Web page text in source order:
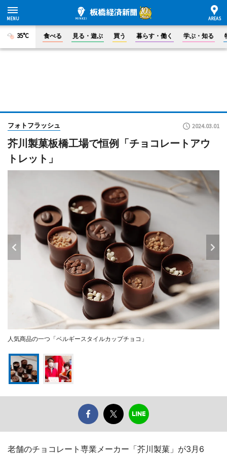
35°C 食べる 見る・遊ぶ 買う 暮らす・働く 学ぶ・知る
フォトフラッシュ 2024.03.01
芥川製菓板橋工場で恒例「チョコレートアウ
トレット」
人気商品の一つ「ベルギースタイルカップチョコ」
老舗のチョコレート専業メーカー「芥川製菓」が3月6